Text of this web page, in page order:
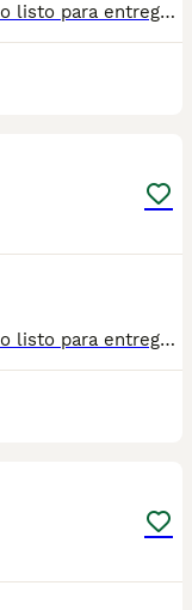
DISPONIBLE cachorro chihuahua macho listo para entregarla miniatura toy tamaño muy pequeño . FOTOS REALES. Tiene muy buen carácter criado en entorno familiar cariñosos y muy jugueton ideal para compañías se entrega revisado por nuestro veterinario desparacitado con dos vacunas. enseñado hacer sus necesidades en empapadera se envia a todas españa más información por WhatsApp o llamadas 602212186 saludo
DISPONIBLE cachorro chihuahua macho listo para entregarla miniatura toy tamaño muy pequeño . FOTOS REALES. Tiene muy buen carácter criado en entorno familiar cariñosos y muy jugueton ideal para compañías se entrega revisado por nuestro veterinario desparacitado con dos vacunas. enseñado hacer sus necesidades en empapadera se envia a todas españa más información por WhatsApp o llamadas 602212186 saludo